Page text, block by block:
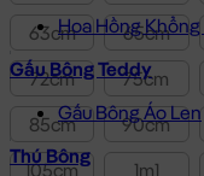
Hoa Hồng Khổng
Gấu Bông Teddy
Gấu Bông Áo Len
Thú Bông
63cm
65cm
72cm
75cm
85cm
90cm
105cm
1m1